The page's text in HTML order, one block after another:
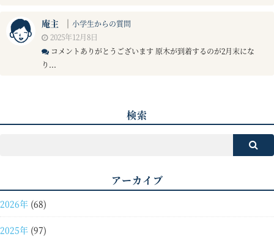
庵主 ｜ 小学生からの質問
2025年12月8日
コメントありがとうございます 原木が到着するのが2月末にな
り...
検索
アーカイブ
2026年 (68)
2025年 (97)